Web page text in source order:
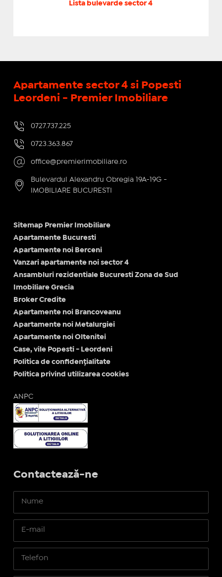
Lista bulevarde sector 4
Apartamente sector 4 si Popesti
Leordeni - Premier Imobiliare
0727.737.225
0723.363.867
office@premierimobiliare.ro
Bulevardul Alexandru Obregia 19A-19G -
IMOBILIARE BUCURESTI
Sitemap Premier Imobiliare
Apartamente Bucuresti
Apartamente noi Berceni
Vanzari apartamente noi sector 4
Ansambluri rezidentiale Bucuresti Zona de Sud
Imobiliare Grecia
Broker Credite
Apartamente noi Brancoveanu
Apartamente noi Metalurgiei
Apartamente noi Oltenitei
Case, vile Popesti - Leordeni
Politica de confidențialitate
Politica privind utilizarea cookies
ANPC
Contactează-ne